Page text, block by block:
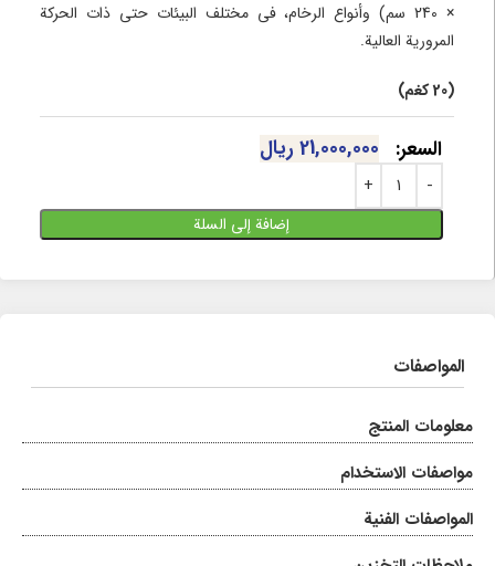
× 240 سم) وأنواع الرخام، في مختلف البيئات حتى ذات الحركة
المرورية العالية.
(20 كغم)
السعر: 21,000,000 ریال
إضافة إلى السلة
المواصفات
معلومات المنتج
مواصفات الاستخدام
المواصفات الفنية